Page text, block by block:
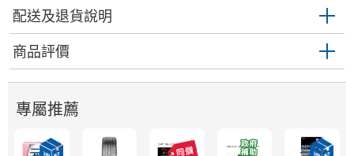
配送及退貨說明
商品評價
專屬推薦